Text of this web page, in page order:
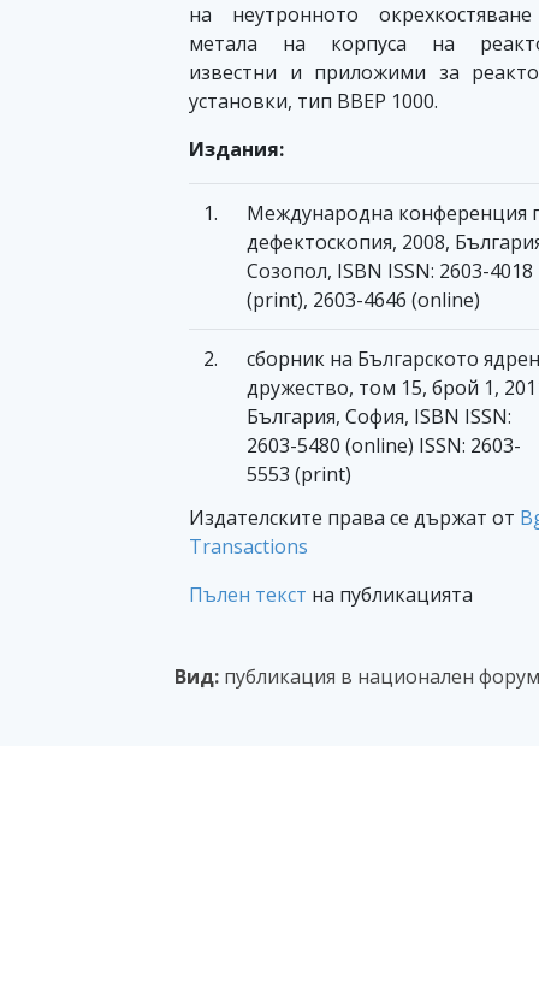
на неутронното
метала на корпуса на
известни и приложими за
установки, тип ВВЕР 1000.
Издания:
1.
Международна конференция
дефектоскопия, 2008,
Созопол, ISBN ISSN: 2603-4018
(print), 2603-4646 (online)
2.
сборник на Българското
дружество, том 15, брой 1,
България, София, ISBN ISSN:
2603-5480 (online) ISSN: 2603-
5553 (print)
Издателските права се държат от
Transactions
Пълен текст на публикацията
Вид: публикация в национален